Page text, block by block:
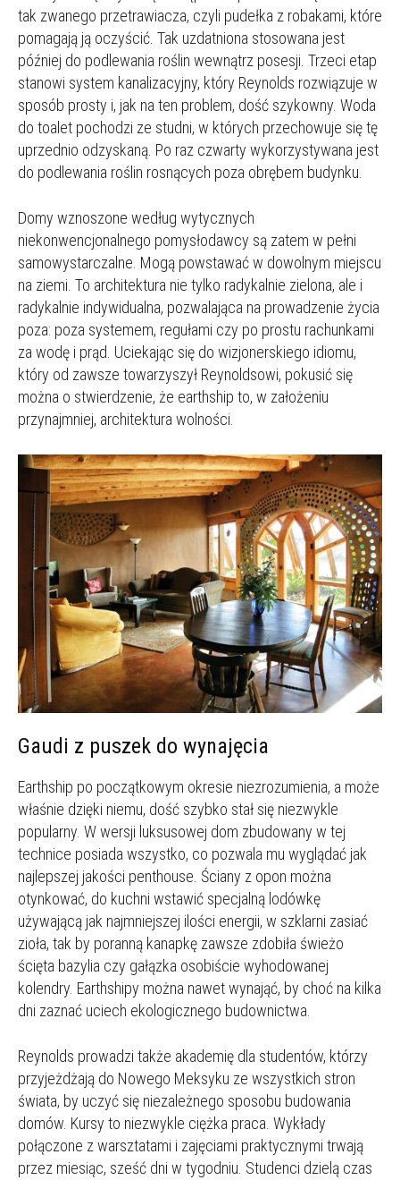
tak zwanego przetrawiacza, czyli pudełka z robakami, które
pomagają ją oczyścić. Tak uzdatniona stosowana jest
później do podlewania roślin wewnątrz posesji. Trzeci etap
stanowi system kanalizacyjny, który Reynolds rozwiązuje w
sposób prosty i, jak na ten problem, dość szykowny. Woda
do toalet pochodzi ze studni, w których przechowuje się tę
uprzednio odzyskaną. Po raz czwarty wykorzystywana jest
do podlewania roślin rosnących poza obrębem budynku.
Domy wznoszone według wytycznych
niekonwencjonalnego pomysłodawcy są zatem w pełni
samowystarczalne. Mogą powstawać w dowolnym miejscu
na ziemi. To architektura nie tylko radykalnie zielona, ale i
radykalnie indywidualna, pozwalająca na prowadzenie życia
poza: poza systemem, regułami czy po prostu rachunkami
za wodę i prąd. Uciekając się do wizjonerskiego idiomu,
który od zawsze towarzyszył Reynoldsowi, pokusić się
można o stwierdzenie, że earthship to, w założeniu
przynajmniej, architektura wolności.
Gaudi z puszek do wynajęcia
Earthship po początkowym okresie niezrozumienia, a może
właśnie dzięki niemu, dość szybko stał się niezwykle
popularny. W wersji luksusowej dom zbudowany w tej
technice posiada wszystko, co pozwala mu wyglądać jak
najlepszej jakości penthouse. Ściany z opon można
otynkować, do kuchni wstawić specjalną lodówkę
używającą jak najmniejszej ilości energii, w szklarni zasiać
zioła, tak by poranną kanapkę zawsze zdobiła świeżo
ścięta bazylia czy gałązka osobiście wyhodowanej
kolendry. Earthshipy można nawet wynająć, by choć na kilka
dni zaznać uciech ekologicznego budownictwa.
Reynolds prowadzi także akademię dla studentów, którzy
przyjeżdżają do Nowego Meksyku ze wszystkich stron
świata, by uczyć się niezależnego sposobu budowania
domów. Kursy to niezwykle ciężka praca. Wykłady
połączone z warsztatami i zajęciami praktycznymi trwają
przez miesiąc, sześć dni w tygodniu. Studenci dzielą czas